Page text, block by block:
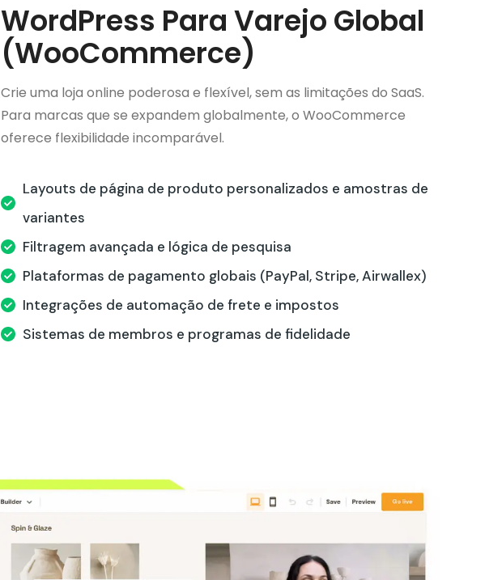
WordPress Para Varejo Global
(WooCommerce)
Crie uma loja online poderosa e flexível, sem as limitações do SaaS.
Para marcas que se expandem globalmente, o WooCommerce
oferece flexibilidade incomparável.
Layouts de página de produto personalizados e amostras de
variantes
Filtragem avançada e lógica de pesquisa
Plataformas de pagamento globais (PayPal, Stripe, Airwallex)
Integrações de automação de frete e impostos
Sistemas de membros e programas de fidelidade